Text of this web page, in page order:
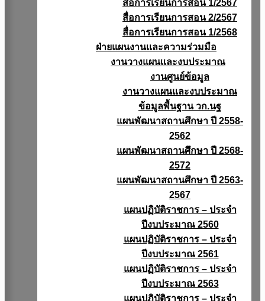
สื่อการเรียนการสอน 1/2567
สื่อการเรียนการสอน 2/2567
สื่อการเรียนการสอน 1/2568
ฝ่ายแผนงานเเละความร่วมมือ
งานวางแผนเเละงบประมาณ
งานศูนย์ข้อมูล
งานวางแผนและงบประมาณ
ข้อมูลพื้นฐาน วก.นฐ
แผนพัฒนาสถานศึกษา ปี 2558-
2562
แผนพัฒนาสถานศึกษา ปี 2568-
2572
แผนพัฒนาสถานศึกษา ปี 2563-
2567
แผนปฏิบัติราชการ – ประจำ
ปีงบประมาณ 2560
แผนปฏิบัติราชการ – ประจำ
ปีงบประมาณ 2561
แผนปฏิบัติราชการ – ประจำ
ปีงบประมาณ 2563
แผนปฏิบัติราชการ – ประจำ